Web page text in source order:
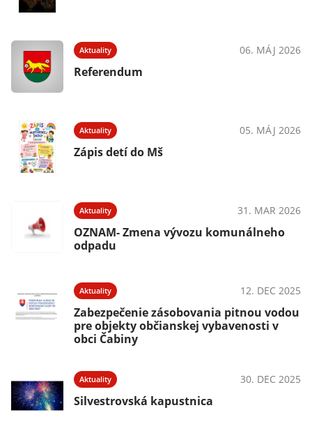
Aktuality 06. MÁJ 2026
Referendum
Aktuality 05. MÁJ 2026
Zápis detí do Mš
Aktuality 31. MAR 2026
OZNAM- Zmena vývozu komunálneho
odpadu
Aktuality 12. DEC 2025
Zabezpečenie zásobovania pitnou vodou
pre objekty občianskej vybavenosti v
obci Čabiny
Aktuality 30. DEC 2025
Silvestrovská kapustnica